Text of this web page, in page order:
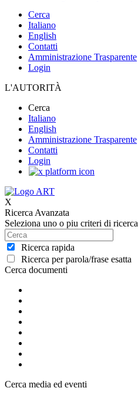
Cerca
Italiano
English
Contatti
Amministrazione Trasparente
Login
L'AUTORITÀ
Cerca
Italiano
English
Amministrazione Trasparente
Contatti
Login
X
Ricerca Avanzata
Seleziona uno o piu criteri di ricerca
Ricerca rapida
Ricerca per parola/frase esatta
Cerca documenti
Cerca media ed eventi